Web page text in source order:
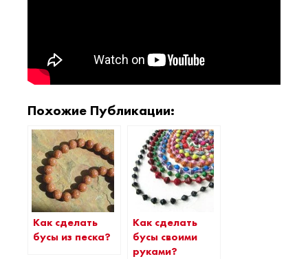
Похожие Публикации:
Как сделать
бусы из песка?
Как сделать
бусы своими
руками?